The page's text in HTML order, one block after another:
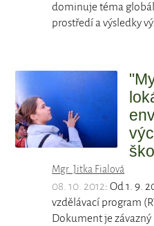
dominuje téma
prostředí a výsledky
Mgr. Jitka Fialová
08. 10. 2012: Od 1. 9.
vzdělávací program
Dokument je